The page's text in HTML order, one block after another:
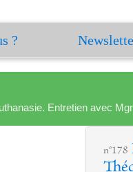
?
Entretien avec
n°178